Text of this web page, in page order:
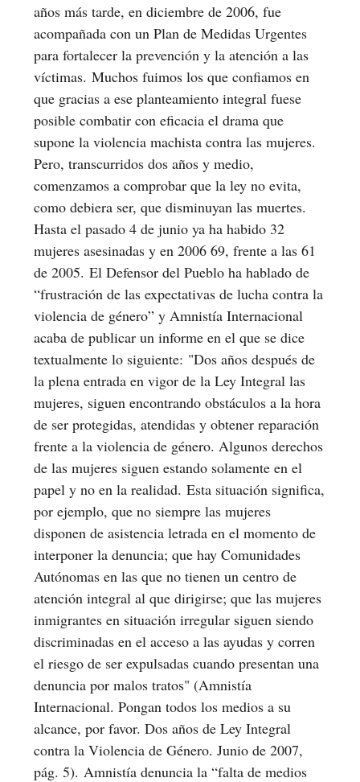
años más tarde, en diciembre de 2006, fue
acompañada con un Plan de Medidas Urgentes
para fortalecer la prevención y la atención a las
víctimas. Muchos fuimos los que confiamos en
que gracias a ese planteamiento integral fuese
posible combatir con eficacia el drama que
supone la violencia machista contra las mujeres.
Pero, transcurridos dos años y medio,
comenzamos a comprobar que la ley no evita,
como debiera ser, que disminuyan las muertes.
Hasta el pasado 4 de junio ya ha habido 32
mujeres asesinadas y en 2006 69, frente a las 61
de 2005. El Defensor del Pueblo ha hablado de
“frustración de las expectativas de lucha contra la
violencia de género” y Amnistía Internacional
acaba de publicar un informe en el que se dice
textualmente lo siguiente: "Dos años después de
la plena entrada en vigor de la Ley Integral las
mujeres, siguen encontrando obstáculos a la hora
de ser protegidas, atendidas y obtener reparación
frente a la violencia de género. Algunos derechos
de las mujeres siguen estando solamente en el
papel y no en la realidad. Esta situación significa,
por ejemplo, que no siempre las mujeres
disponen de asistencia letrada en el momento de
interponer la denuncia; que hay Comunidades
Autónomas en las que no tienen un centro de
atención integral al que dirigirse; que las mujeres
inmigrantes en situación irregular siguen siendo
discriminadas en el acceso a las ayudas y corren
el riesgo de ser expulsadas cuando presentan una
denuncia por malos tratos" (Amnistía
Internacional. Pongan todos los medios a su
alcance, por favor. Dos años de Ley Integral
contra la Violencia de Género. Junio de 2007,
pág. 5). Amnistía denuncia la “falta de medios